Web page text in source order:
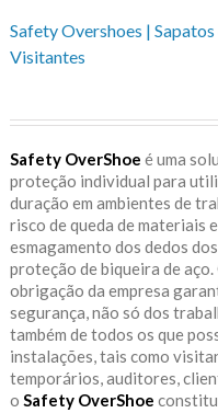
Safety Overshoes |
Visitantes
Safety OverShoe é uma
proteção individual para
duração em ambientes de
risco de queda de materiais
esmagamento dos dedos
proteção de biqueira de
obrigação da empresa
segurança, não só dos
também de todos os que
instalações, tais como
temporários, auditores,
o Safety OverShoe